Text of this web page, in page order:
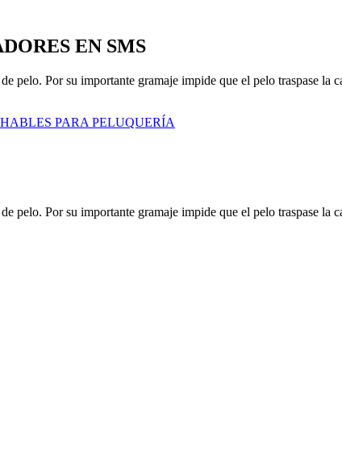
EN SMS
pelo. Por su importante gramaje impide que el pelo traspase la
PARA PELUQUERÍA
pelo. Por su importante gramaje impide que el pelo traspase la